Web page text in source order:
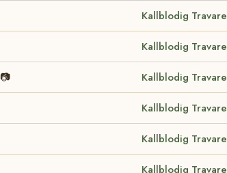
Kallblodig Travare
Kallblodig Travare
📷 Kallblodig Travare
Kallblodig Travare
Kallblodig Travare
Kallblodig Travare